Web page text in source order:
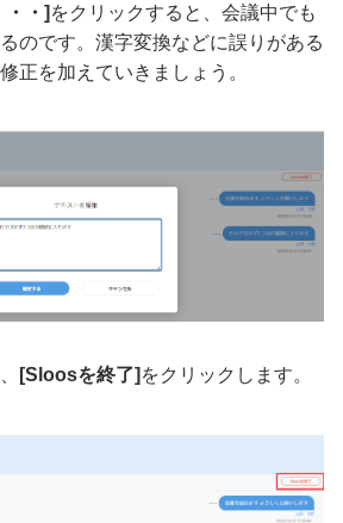
・・] をクリックすると、会議中でも
のです。漢字変換などに誤りがある
正を加えていきましょう。
[Sloosを終了] をクリックします。